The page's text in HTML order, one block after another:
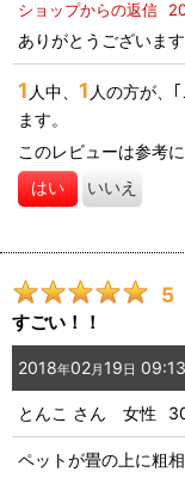
ショップからの返信
ありがとうございま
1 人中、 1 人の方が、
ます。
このレビューは参考
はい いいえ
5
すごい！！
2018年02月 19日 09:13
とんこ さん 女性
ペットが畳の上に粗相